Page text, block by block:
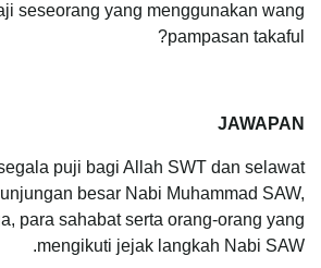
seseorang yang menggunakan wang
pampasan takaful?
JAWAPAN
puji bagi Allah SWT dan selawat
besar Nabi Muhammad SAW,
para sahabat serta orang-orang yang
mengikuti jejak langkah Nabi SAW.